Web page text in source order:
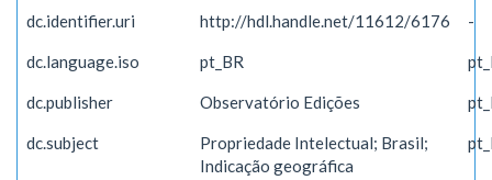
dc.identifier.uri http://hdl.handle.net/11612/6176 -
dc.language.iso pt_BR
dc.publisher Observatório Edições
dc.subject
Propriedade Intelectual; Brasil;
Indicação geográfica